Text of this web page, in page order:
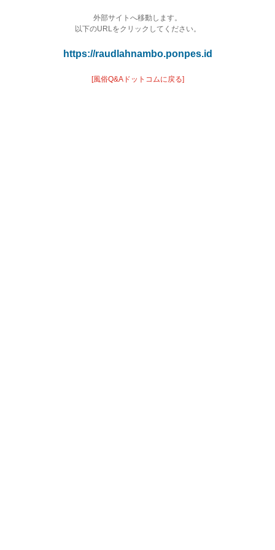
外部サイトへ移動します。
以下のURLをクリックしてください。
https://raudlahnambo.ponpes.id
[風俗Q&Aドットコムに戻る]